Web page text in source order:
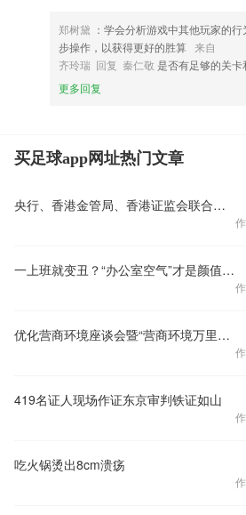
郑树黛 ：学会分析游戏中其他玩家的
步操作，以获得更好的胜算 来自
齐玲瑞 回复 秦仁敬 是否有足够的关卡
更多回复
买足球app网址热门文章
央行、香港金管局、香港证监会联合公告：欢迎外汇交易中心与港交所共建香港电子固定收益及货币交易平台
一上班就变丑？“办公室空气”才是颜值刺客
优化营商环境座谈会暨“营商环境万里行”启动仪式在京举行
419名证人现场作证东京审判铁证如山
吃火锅烫出8cm溃疡